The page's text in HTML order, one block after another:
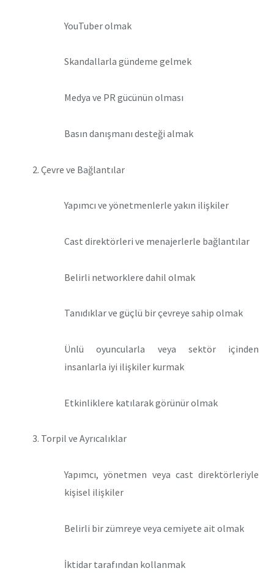
YouTuber olmak
Skandallarla gündeme gelmek
Medya ve PR gücünün olması
Basın danışmanı desteği almak
Çevre ve Bağlantılar
Yapımcı ve yönetmenlerle yakın ilişkiler
Cast direktörleri ve menajerlerle bağlantılar
Belirli networklere dahil olmak
Tanıdıklar ve güçlü bir çevreye sahip olmak
Ünlü oyuncularla veya sektör içinden
insanlarla iyi ilişkiler kurmak
Etkinliklere katılarak görünür olmak
Torpil ve Ayrıcalıklar
Yapımcı, yönetmen veya cast direktörleriyle
kişisel ilişkiler
Belirli bir zümreye veya cemiyete ait olmak
İktidar tarafından kollanmak